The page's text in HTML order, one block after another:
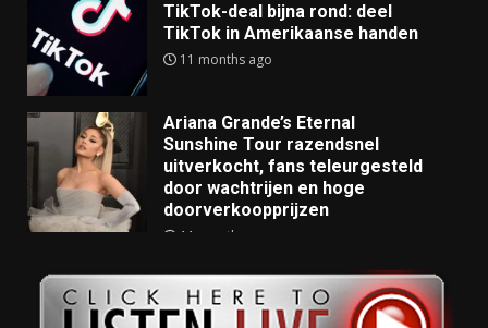
TikTok-deal bijna rond: deel
TikTok in Amerikaanse handen
11 months ago
Ariana Grande’s Eternal
Sunshine Tour razendsnel
uitverkocht, fans teleurgesteld
door wachtrijen en hoge
doorverkoopprijzen
11 months ago